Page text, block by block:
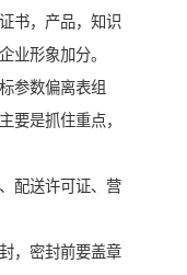
书，产品，知识
业形象加分。
参数偏离表组
要是抓住重点，
配送许可证、营
，密封前要盖章